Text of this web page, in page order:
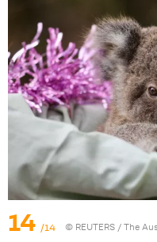
14 /14 © REUTERS / The